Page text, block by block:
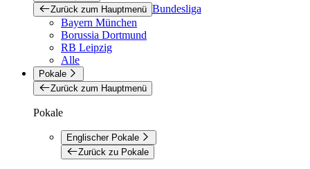
Zurück zum Hauptmenü Bundesliga
Bayern München
Borussia Dortmund
RB Leipzig
Alle
Pokale
Zurück zum Hauptmenü
Pokale
Englischer Pokale
Zurück zu Pokale